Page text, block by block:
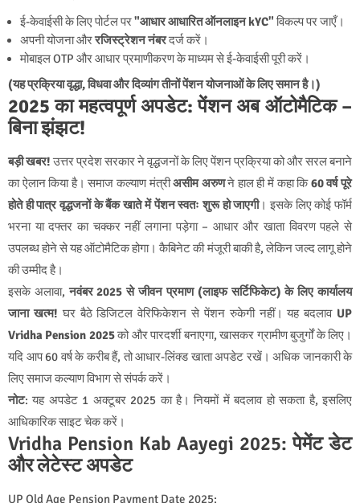
ई-केवाईसी के लिए पोर्टल पर"आधार आधारित ऑनलाइन kYC"विकल्प पर जाएँ।
अपनी योजना औररजिस्ट्रेशन नंबरदर्ज करें।
मोबाइल OTP और आधार प्रमाणीकरण के माध्यम से ई-केवाईसी पूरी करें।
(यह प्रक्रिया वृद्धा, विधवा और दिव्यांग तीनों पेंशन योजनाओं के लिए समान है।)
2025 का महत्वपूर्ण अपडेट: पेंशन अब ऑटोमैटिक –
बिना झंझट!
बड़ी खबर!उत्तर प्रदेश सरकार ने वृद्धजनों के लिए पेंशन प्रक्रिया को और सरल बनाने
का ऐलान किया है। समाज कल्याण मंत्रीअसीम अरुणने हाल ही में कहा कि60 वर्ष पूरे
होते ही पात्र वृद्धजनों के बैंक खाते में पेंशन स्वतः शुरू हो जाएगी। इसके लिए कोई फॉर्म
भरना या दफ्तर का चक्कर नहीं लगाना पड़ेगा – आधार और खाता विवरण पहले से
उपलब्ध होने से यह ऑटोमैटिक होगा। कैबिनेट की मंजूरी बाकी है, लेकिन जल्द लागू होने
की उम्मीद है।
इसके अलावा,नवंबर 2025 से जीवन प्रमाण (लाइफ सर्टिफिकेट) के लिए कार्यालय
जाना खत्म! घर बैठे डिजिटल वेरिफिकेशन से पेंशन रुकेगी नहीं। यह बदलाव UP
Vridha Pension 2025को और पारदर्शी बनाएगा, खासकर ग्रामीण बुजुर्गों के लिए।
यदि आप 60 वर्ष के करीब हैं, तो आधार-लिंक्ड खाता अपडेट रखें। अधिक जानकारी के
लिए समाज कल्याण विभाग से संपर्क करें।
नोट: यह अपडेट 1 अक्टूबर 2025 का है। नियमों में बदलाव हो सकता है, इसलिए
आधिकारिक साइट चेक करें।
Vridha Pension Kab Aayegi 2025: पेमेंट डेट
और लेटेस्ट अपडेट
UP Old Age Pension Payment Date 2025: